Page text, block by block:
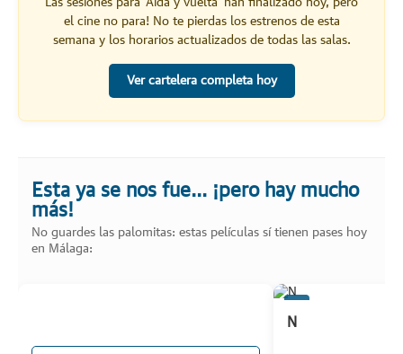
el cine no para! No te pierdas los estrenos de esta
semana y los horarios actualizados de todas las salas.
Ver cartelera completa hoy
Esta ya se nos fue... ¡pero hay mucho
más!
No guardes las palomitas: estas películas sí tienen pases hoy
en Málaga:
N